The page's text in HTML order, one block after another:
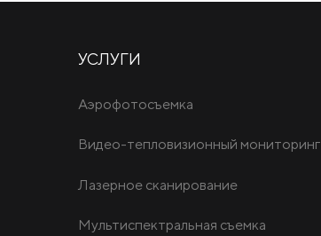
УСЛУГИ
Аэрофотосъемка
Видео-тепловизионный мониторинг
Лазерное сканирование
Мультиспектральная съемка